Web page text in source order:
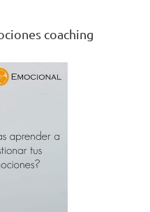
coaching